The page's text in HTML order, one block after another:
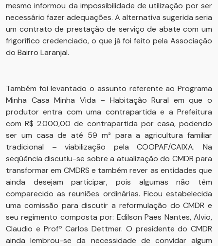
mesmo informou da impossibilidade de utilização por ser
necessário fazer adequações. A alternativa sugerida seria
um contrato de prestação de serviço de abate com um
frigorífico credenciado, o que já foi feito pela Associação
do Bairro Laranjal.
Também foi levantado o assunto referente ao Programa
Minha Casa Minha Vida – Habitação Rural em que o
produtor entra com uma contrapartida e a Prefeitura
com R$ 2.000,00 de contrapartida por casa, podendo
ser um casa de até 59 m² para a agricultura familiar
tradicional – viabilização pela COOPAF/CAIXA. Na
seqüência discutiu-se sobre a atualização do CMDR para
transformar em CMDRS e também rever as entidades que
ainda desejam participar, pois algumas não têm
comparecido as reuniões ordinárias. Ficou estabelecida
uma comissão para discutir a reformulação do CMDR e
seu regimento composta por: Edilson Paes Nantes, Alvio,
Claudio e Profº Carlos Dettmer. O presidente do CMDR
ainda lembrou-se da necessidade de convidar algum